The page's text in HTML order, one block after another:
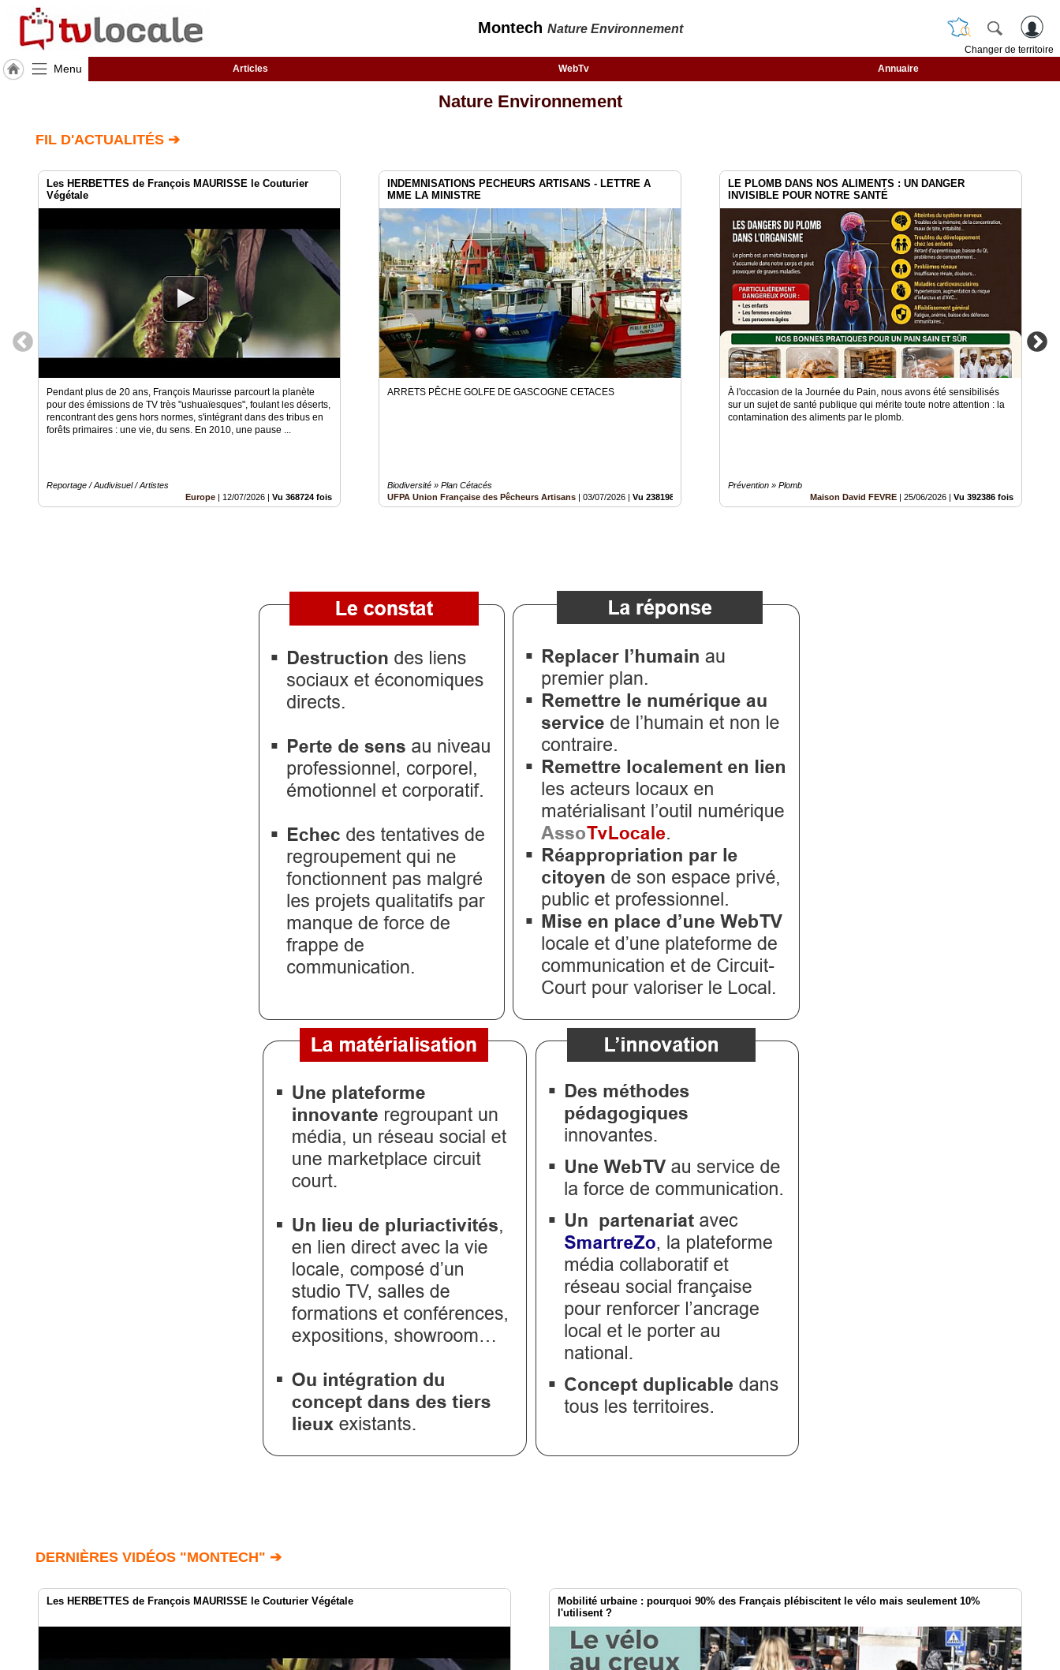
Montech Nature Environnement
Changer de territoire
Menu Articles WebTv Annuaire
RUBRIQUES
Gazette
annuaire
Nature Environnement
FIL D'ACTUALITÉS ➔
Les HERBETTES de François MAURISSE le Couturier
Végétale
Pendant plus de 20 ans, François Maurisse parcourt la planète
pour des émissions de TV très "ushuaïesques", foulant les déserts,
rencontrant des gens hors normes, s'intégrant dans des tribus en
forêts primaires : une vie, du sens. En 2010, une pause ...
Reportage / Audivisuel / Artistes
Europe | 12/07/2026 | Vu 368724 fois
INDEMNISATIONS PECHEURS ARTISANS - LETTRE A
MME LA MINISTRE
ARRETS PÊCHE GOLFE DE GASCOGNE CETACES
Biodiversité » Plan Cétacés
UFPA Union Française des Pêcheurs Artisans | 03/07/2026 | Vu 238198 fois
LE PLOMB DANS NOS ALIMENTS : UN DANGER
INVISIBLE POUR NOTRE SANTÉ
À l'occasion de la Journée du Pain, nous avons été sensibilisés
sur un sujet de santé publique qui mérite toute notre attention : la
contamination des aliments par le plomb.
Prévention » Plomb
Maison David FEVRE | 25/06/2026 | Vu 392386 fois
DERNIÈRES VIDÉOS "MONTECH" ➔
Les HERBETTES de François MAURISSE le Couturier Végétale
Mobilité urbaine : pourquoi 90% des Français plébiscitent le vélo mais seulement 10%
l'utilisent ?